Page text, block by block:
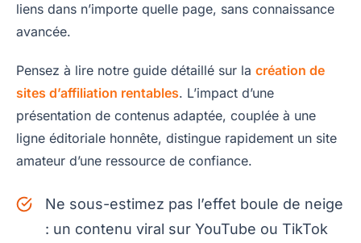
liens dans n’importe quelle page, sans connaissance
avancée.
Pensez à lire notre guide détaillé sur la création de
sites d’affiliation rentables. L’impact d’une
présentation de contenus adaptée, couplée à une
ligne éditoriale honnête, distingue rapidement un site
amateur d’une ressource de confiance.
Ne sous-estimez pas l’effet boule de neige
: un contenu viral sur YouTube ou TikTok